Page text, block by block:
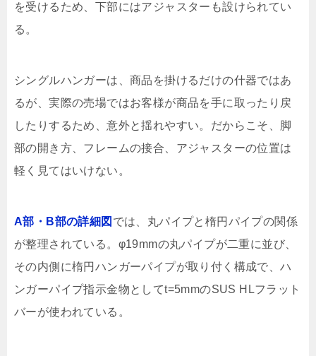
を受けるため、下部にはアジャスターも設けられてい
る。
シングルハンガーは、商品を掛けるだけの什器ではあ
るが、実際の売場ではお客様が商品を手に取ったり戻
したりするため、意外と揺れやすい。だからこそ、脚
部の開き方、フレームの接合、アジャスターの位置は
軽く見てはいけない。
A部・B部の詳細図 では、丸パイプと楕円パイプの関係
が整理されている。φ19mmの丸パイプが二重に並び、
その内側に楕円ハンガーパイプが取り付く構成で、ハ
ンガーパイプ指示金物としてt=5mmのSUS HLフラット
バーが使われている。